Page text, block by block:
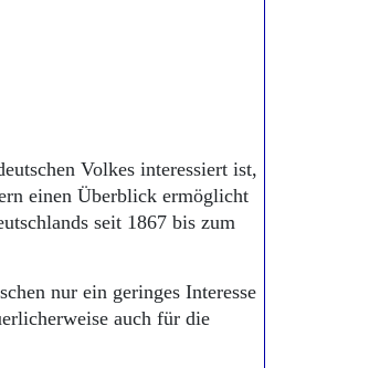
Volkes interessiert ist,
einen Überblick ermöglicht
seit 1867 bis zum
nur ein geringes Interesse
auch für die